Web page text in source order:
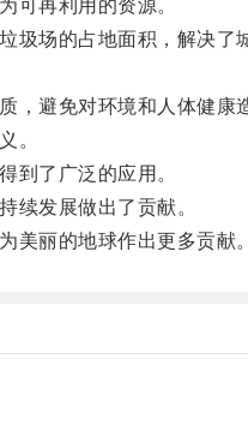
再利用的资源。
场的占地面积，解决了
避免对环境和人体健康
。
了广泛的应用。
发展做出了贡献。
丽的地球作出更多贡献。